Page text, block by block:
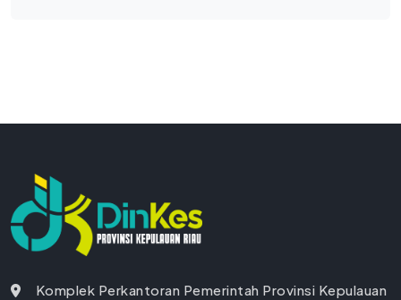
Komplek Perkantoran Pemerintah Provinsi Kepulauan